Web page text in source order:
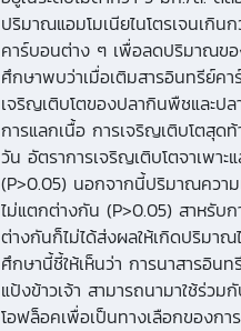
ปริมาณแอมโมเนียไนโตรเจนเกิ
คาร์บอนต่าง ๆ เพื่อลดปริมาณขอ
ศึกษาพบว่าเมื่อเติมสารอินทรีย์ค
เจริญเติบโตของปลากินพืชและป
การแลกเนื้อ การเจริญเติบโตสุด
วัน อัตราการเจริญเติบโตจาเพา
(P>0.05) นอกจากนี้ปริมาณควา
ไม่แตกต่างกัน (P>0.05) สาหรับก
ต่างกันก็ไม่ได้ส่งผลให้เกิดปริมา
ศึกษานี้ชี้ให้เห็นว่า การนาสารอิน
แป้งข้าวเจ้า สามารถนามาใช้ร่ว
โอฟล็อคเพื่อเป็นทางเลือกของกา